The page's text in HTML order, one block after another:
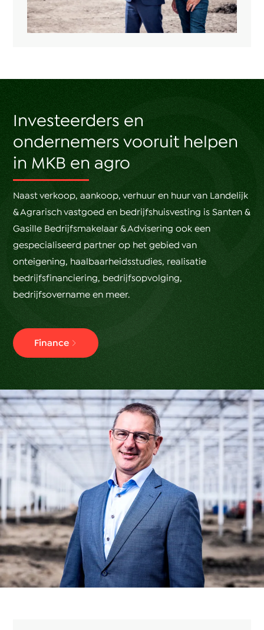
Investeerders en
ondernemers vooruit helpen
in MKB en agro
Naast verkoop, aankoop, verhuur en huur van Landelijk
& Agrarisch vastgoed en bedrijfshuisvesting is Santen &
Gasille Bedrijfsmakelaar & Advisering ook een
gespecialiseerd partner op het gebied van
onteigening, haalbaarheidsstudies, realisatie
bedrijfsfinanciering, bedrijfsopvolging,
bedrijfsovername en meer.
Finance